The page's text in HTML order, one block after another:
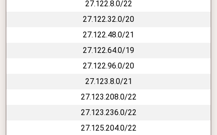
27.122.8.0/22
27.122.32.0/20
27.122.48.0/21
27.122.64.0/19
27.122.96.0/20
27.123.8.0/21
27.123.208.0/22
27.123.236.0/22
27.125.204.0/22